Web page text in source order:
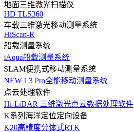
地面三维激光扫描仪
HD TLS360
车载三维激光移动测量系统
HiScan-R
船载测量系统
iAqua船载测量系统
SLAM便携式移动测量系统
NEW L3 Pro全能移动测量系统
点云处理软件
Hi-LiDAR 三维激光点云数据处理软件
K系列海洋定位定向设备
K20高精度分体式RTK